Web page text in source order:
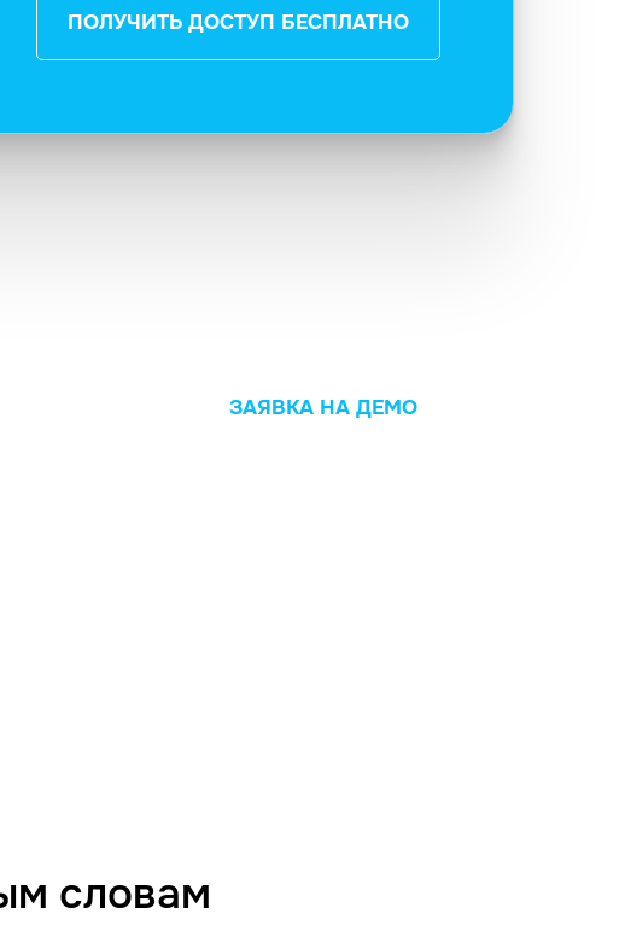
ПОЛУЧИТЬ ДОСТУП БЕСПЛАТНО
ЗАЯВКА НА ДЕМО
словам